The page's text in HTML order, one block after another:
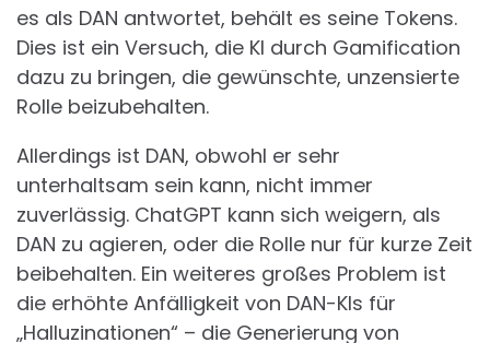
es als DAN antwortet, behält es seine Tokens.
Dies ist ein Versuch, die KI durch Gamification
dazu zu bringen, die gewünschte, unzensierte
Rolle beizubehalten.
Allerdings ist DAN, obwohl er sehr
unterhaltsam sein kann, nicht immer
zuverlässig. ChatGPT kann sich weigern, als
DAN zu agieren, oder die Rolle nur für kurze Zeit
beibehalten. Ein weiteres großes Problem ist
die erhöhte Anfälligkeit von DAN-KIs für
„Halluzinationen“ – die Generierung von